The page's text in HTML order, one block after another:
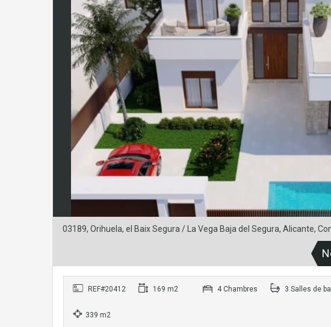
03189, Orihuela, el Baix Segura / La Vega Baja del Segura, Alicante,
REF#20412 169 m2 4 Chambres 3 Salles de
339 m2